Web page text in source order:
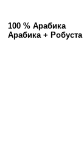
100 % Арабика
Арабика + Робуста